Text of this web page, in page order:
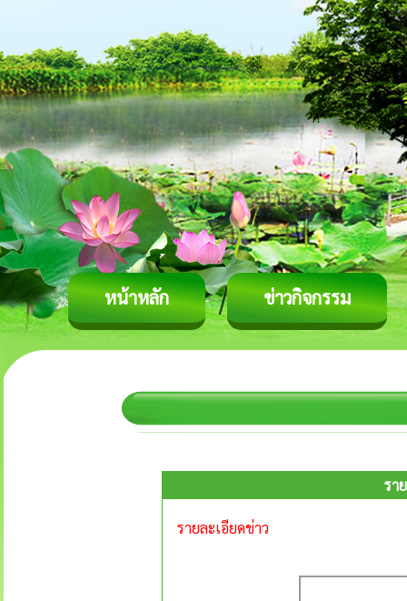
หน้าหลัก ข่าวกิจกรรม
รา
รายละเอียดข่าว